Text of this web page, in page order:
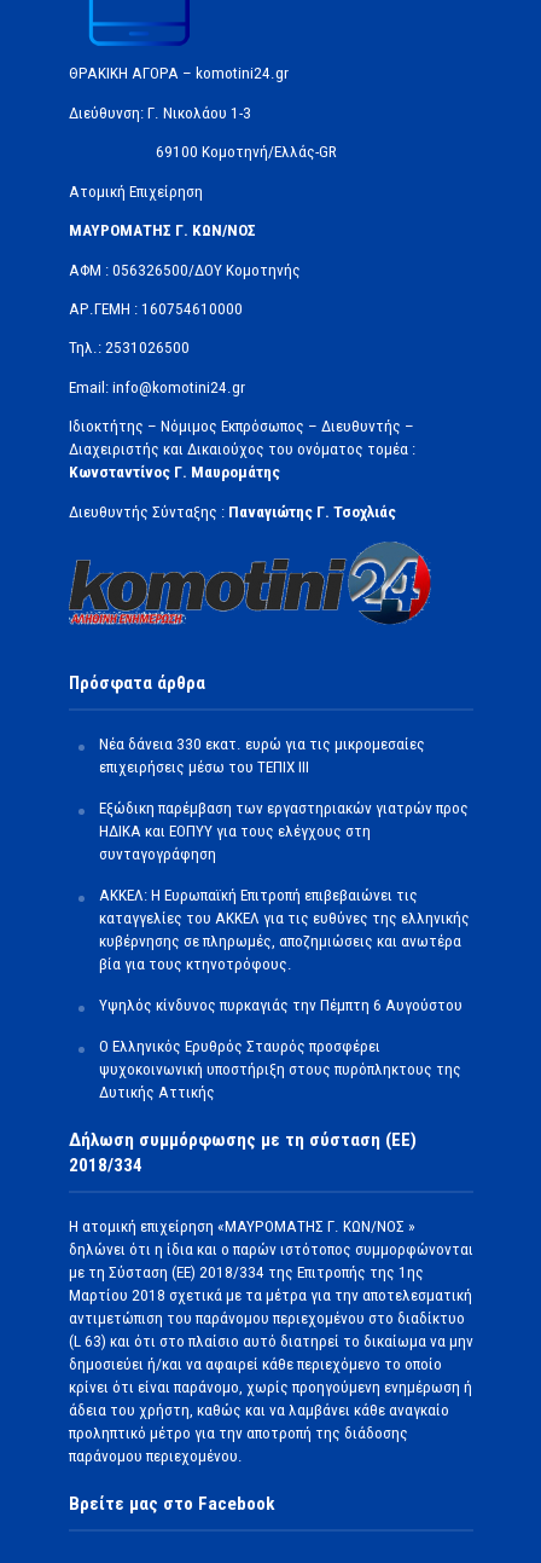
ΘΡΑΚΙΚΗ ΑΓΟΡΑ – komotini24.gr
Διεύθυνση: Γ. Νικολάου 1-3
69100 Κομοτηνή/Ελλάς-GR
Ατομική Επιχείρηση
ΜΑΥΡΟΜΑΤΗΣ Γ. ΚΩΝ/ΝΟΣ
ΑΦΜ : 056326500/ΔOΥ Κομοτηνής
ΑΡ.ΓΕΜΗ : 160754610000
Τηλ.: 2531026500
Email: info@komotini24.gr
Ιδιοκτήτης – Νόμιμος Εκπρόσωπος – Διευθυντής –
Διαχειριστής και Δικαιούχος του ονόματος τομέα :
Κωνσταντίνος Γ. Μαυρομάτης
Διευθυντής Σύνταξης : Παναγιώτης Γ. Τσοχλιάς
Πρόσφατα άρθρα
Νέα δάνεια 330 εκατ. ευρώ για τις μικρομεσαίες
επιχειρήσεις μέσω του ΤΕΠΙΧ ΙΙΙ
Εξώδικη παρέμβαση των εργαστηριακών γιατρών προς
ΗΔΙΚΑ και ΕΟΠΥΥ για τους ελέγχους στη
συνταγογράφηση
ΑΚΚΕΛ: Η Ευρωπαϊκή Επιτροπή επιβεβαιώνει τις
καταγγελίες του ΑΚΚΕΛ για τις ευθύνες της ελληνικής
κυβέρνησης σε πληρωμές, αποζημιώσεις και ανωτέρα
βία για τους κτηνοτρόφους.
Υψηλός κίνδυνος πυρκαγιάς την Πέμπτη 6 Αυγούστου
Ο Ελληνικός Ερυθρός Σταυρός προσφέρει
ψυχοκοινωνική υποστήριξη στους πυρόπληκτους της
Δυτικής Αττικής
Δήλωση συμμόρφωσης με τη σύσταση (ΕΕ)
2018/334
Η ατομική επιχείρηση «ΜΑΥΡΟΜΑΤΗΣ Γ. ΚΩΝ/ΝΟΣ »
δηλώνει ότι η ίδια και ο παρών ιστότοπος συμμορφώνονται
με τη Σύσταση (ΕΕ) 2018/334 της Επιτροπής της 1ης
Μαρτίου 2018 σχετικά με τα μέτρα για την αποτελεσματική
αντιμετώπιση του παράνομου περιεχομένου στο διαδίκτυο
(L 63) και ότι στο πλαίσιο αυτό διατηρεί το δικαίωμα να μην
δημοσιεύει ή/και να αφαιρεί κάθε περιεχόμενο το οποίο
κρίνει ότι είναι παράνομο, χωρίς προηγούμενη ενημέρωση ή
άδεια του χρήστη, καθώς και να λαμβάνει κάθε αναγκαίο
προληπτικό μέτρο για την αποτροπή της διάδοσης
παράνομου περιεχομένου.
Βρείτε μας στο Facebook